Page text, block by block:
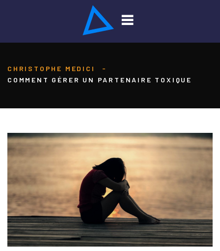
CHRISTOPHE MEDICI
-
COMMENT GÉRER UN PARTENAIRE TOXIQUE